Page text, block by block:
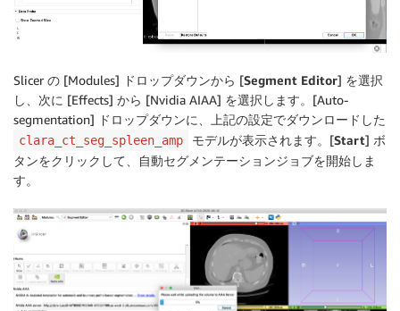
Slicer の [Modules] ドロップダウンから [Segment Editor] を選択
し、次に [Effects] から [Nvidia AIAA] を選択します。[Auto-
segmentation] ドロップダウンに、上記の設定でダウンロードした
clara_ct_seg_spleen_amp モデルが表示されます。[Start] ボ
タンをクリックして、自動セグメンテーションジョブを開始しま
す。